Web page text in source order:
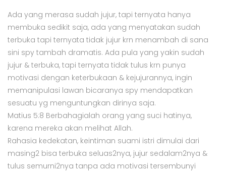
Ada yang merasa sudah jujur, tapi ternyata hanya
membuka sedikit saja, ada yang menyatakan sudah
terbuka tapi ternyata tidak jujur krn menambah di sana
sini spy tambah dramatis. Ada pula yang yakin sudah
jujur & terbuka, tapi ternyata tidak tulus krn punya
motivasi dengan keterbukaan & kejujurannya, ingin
memanipulasi lawan bicaranya spy mendapatkan
sesuatu yg menguntungkan dirinya saja.
Matius 5:8 Berbahagialah orang yang suci hatinya,
karena mereka akan melihat Allah.
Rahasia kedekatan, keintiman suami istri dimulai dari
masing2 bisa terbuka seluas2nya, jujur sedalam2nya &
tulus semurni2nya tanpa ada motivasi tersembunyi